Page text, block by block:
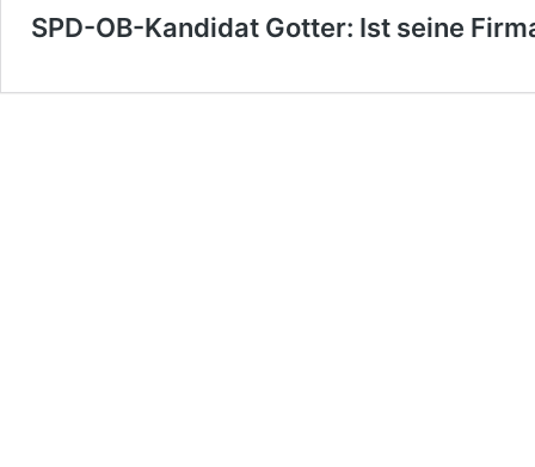
SPD-OB-Kandidat Gotter: Ist seine